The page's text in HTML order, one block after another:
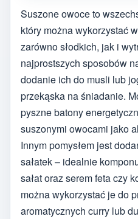
Suszone owoce to
który można wykorzystać
zarówno słodkich, jak i
najprostszych sposobów
dodanie ich do musli lub
przekąska na śniadanie.
pyszne batony
suszonymi owocami jako
Innym pomysłem jest
sałatek – idealnie
sałat oraz serem feta czy
można wykorzystać je do
aromatycznych curry lub